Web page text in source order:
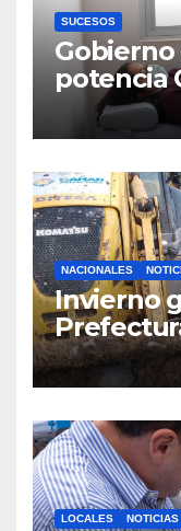
SUCESOS
Gobierno
potencia
Infantil
Cuenca
NACIONALES
Invierno
provincia
LOCALES NOTICIAS